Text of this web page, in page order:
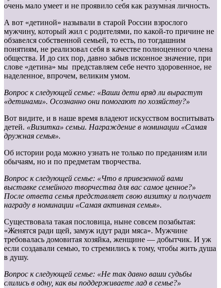
очень мало умеет и не проявило себя как разумная личность.
А вот «детиной» называли в старой России взрослого
мужчину, который жил с родителями, по какой-то причине не
обзавелся собственной семьей, то есть, по тогдашним
понятиям, не реализовал себя в качестве полноценного члена
общества. И до сих пор, давно забыв исконное значение, при
слове «детина» мы представляем себе нечто здоровенное, не
наделенное, впрочем, великим умом.
Вопрос к следующей семье: «Ваши дети вряд ли вырастут
«детинами». Осознанно они помогают по хозяйству?»
Вот видите, и в наше время владеют искусством воспитывать
детей. «Визитка» семьи. Награждение в номинации «Самая
дружная семья».
Об истории рода можно узнать не только по преданиям или
обычаям, но и по предметам творчества.
Вопрос к следующей семье: «Что в привезенной вами
выставке семейного творчества для вас самое ценное?»
После ответа семья представляет свою визитку и получает
награду в номинации «Самая активная семья».
Существовала такая пословица, ныне совсем позабытая:
«Женятся ради щей, замуж идут ради мяса». Мужчине
требовалась домовитая хозяйка, женщине — добытчик. И уж
если создавали семью, то стремились к тому, чтобы жить душа
в душу.
Вопрос к следующей семье: «Не так давно ваши судьбы
слились в одну, как вы поддерживаете лад в семье?»